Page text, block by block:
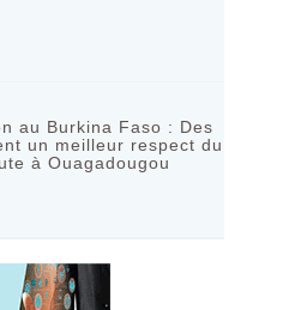
au Burkina Faso : Des
un meilleur respect du
à Ouagadougou